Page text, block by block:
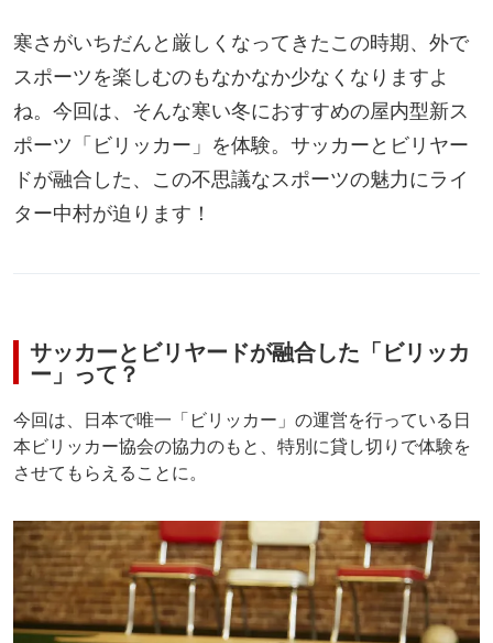
寒さがいちだんと厳しくなってきたこの時期、外で
スポーツを楽しむのもなかなか少なくなりますよ
ね。今回は、そんな寒い冬におすすめの屋内型新ス
ポーツ「ビリッカー」を体験。サッカーとビリヤー
ドが融合した、この不思議なスポーツの魅力にライ
ター中村が迫ります！
サッカーとビリヤードが融合した「ビリッカ
ー」って？
今回は、日本で唯一「ビリッカー」の運営を行っている日
本ビリッカー協会の協力のもと、特別に貸し切りで体験を
させてもらえることに。